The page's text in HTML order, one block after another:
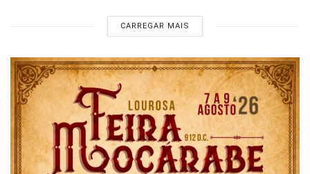
CARREGAR MAIS